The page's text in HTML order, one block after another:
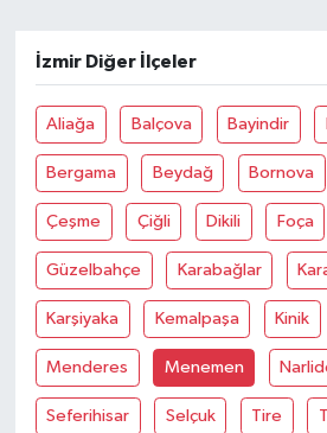
İzmir Diğer İlçeler
Aliağa Balçova Bayindir
Bergama Beydağ Bornova
Çeşme Çiğli Dikili Foça
Güzelbahçe Karabağlar
Karşiyaka Kemalpaşa Kinik
Menderes Menemen
Seferihisar Selçuk Tire